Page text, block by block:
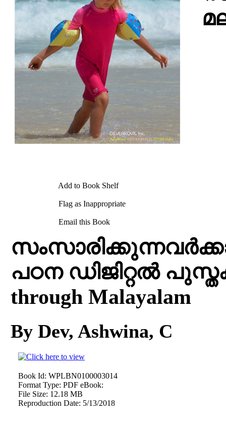
Add to Book Shelf
Flag as Inappropriate
Email this Book
പഠന ഡിജിറ്റൽ
through Malayalam
By Dev, Ashwina, C
Book Id: WPLBN0100003014
Format Type: PDF eBook:
File Size: 12.18 MB
Reproduction Date: 5/13/2018